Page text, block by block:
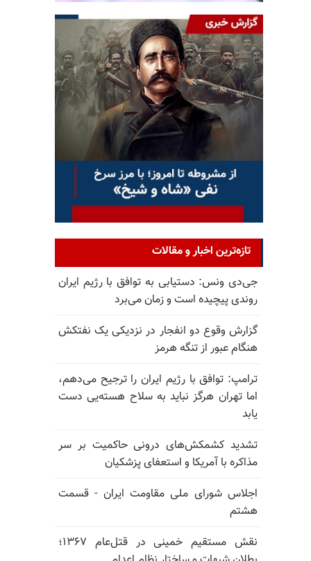
تازه‌ترین اخبار و مقالات
جی‌دی ونس: دستیابی به توافق با رژیم ایران
روندی پیچیده است و زمان می‌برد
گزارش وقوع دو انفجار در نزدیکی یک نفتکش
هنگام عبور از تنگه هرمز
ترامپ: توافق با رژیم ایران را ترجیح می‌دهم،
اما تهران هرگز نباید به سلاح هسته‌یی دست
یابد
تشدید کشمکش‌های درونی حاکمیت بر سر
مذاکره با آمریکا و استعفای پزشکیان
اجلاس شورای ملی مقاومت ایران - قسمت
هشتم
نقش مستقیم خمینی در قتل‌عام ۱۳۶۷؛